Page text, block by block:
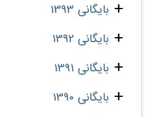
بایگانی 1393
بایگانی 1392
بایگانی 1391
بایگانی 1390